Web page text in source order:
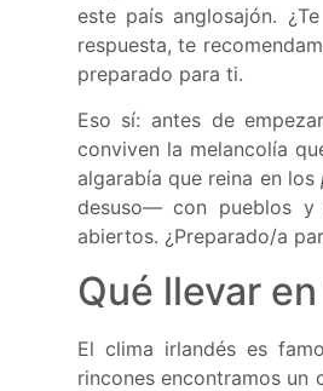
este país anglosajón.
respuesta, te
preparado para ti.
Eso sí: antes de
conviven la melancolía
algarabía que reina en los
desuso— con pueblos y
abiertos. ¿Preparado/a
Qué llevar
El clima irlandés es
rincones encontramos un